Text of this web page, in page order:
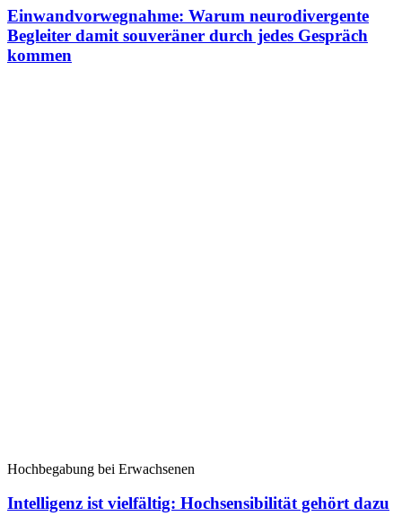
Einwandvorwegnahme: Warum neurodivergente
Begleiter damit souveräner durch jedes Gespräch
kommen
Hochbegabung bei Erwachsenen
Intelligenz ist vielfältig: Hochsensibilität gehört dazu